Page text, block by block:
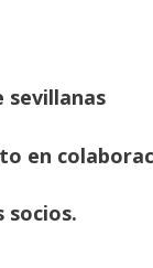
sevillanas
en
socios.